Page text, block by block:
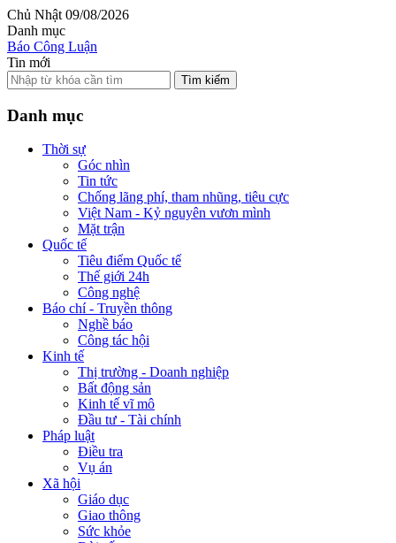
Chủ Nhật 09/08/2026
Danh mục
Báo Công Luận
Tin mới
Tìm kiếm
Danh mục
Thời sự
Góc nhìn
Tin tức
Chống lãng phí, tham nhũng, tiêu cực
Việt Nam - Kỷ nguyên vươn mình
Mặt trận
Quốc tế
Tiêu điểm Quốc tế
Thế giới 24h
Công nghệ
Báo chí - Truyền thông
Nghề báo
Công tác hội
Kinh tế
Thị trường - Doanh nghiệp
Bất động sản
Kinh tế vĩ mô
Đầu tư - Tài chính
Pháp luật
Điều tra
Vụ án
Xã hội
Giáo dục
Giao thông
Sức khỏe